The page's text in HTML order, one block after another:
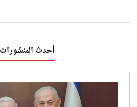
أحدث المنشورات